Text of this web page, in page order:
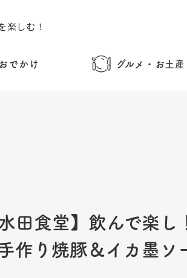
楽しむ！
おでかけ グルメ・お土産
田食堂】飲んで楽し
作り焼豚＆イカ墨ソ